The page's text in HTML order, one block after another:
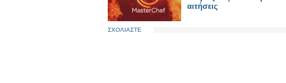
αιτήσεις
ΣΧΟΛΙΑΣΤΕ